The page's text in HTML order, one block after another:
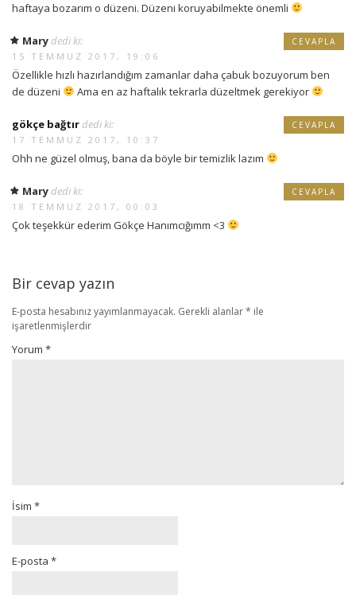
haftaya bozarım o düzeni. Düzeni koruyabilmekte önemli
Mary dedi ki:
15 TEMMUZ 2017, 19:06
Özellikle hızlı hazırlandığım zamanlar daha çabuk bozuyorum ben
de düzeni
Ama en az haftalık tekrarla düzeltmek gerekiyor
CEVAPLA
gökçe bağtır dedi ki:
17 TEMMUZ 2017, 10:37
Ohh ne güzel olmuş, bana da böyle bir temizlik lazım
CEVAPLA
Mary dedi ki:
18 TEMMUZ 2017, 00:03
Çok teşekkür ederim Gökçe Hanımcığımm <3
CEVAPLA
Bir cevap yazın
E-posta hesabınız yayımlanmayacak. Gerekli alanlar* ile
işaretlenmişlerdir
Yorum *
İsim *
E-posta *